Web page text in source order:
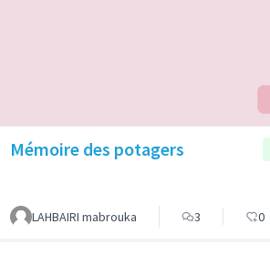
Mémoire des potagers
LAHBAIRI mabrouka 3 0